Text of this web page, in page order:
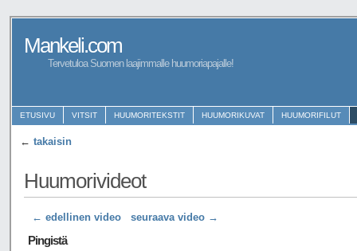
Mankeli.com
Tervetuloa Suomen laajimmalle huumoriapajalle!
ETUSIVU VITSIT HUUMORITEKSTIT HUUMORIKUVAT HUUMORIFILUT
← takaisin
Huumorivideot
← edellinen video seuraava video →
Pingistä